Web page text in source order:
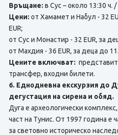
Връщане: в Сус – около 13:30 ч.
Цени: от Хамамет и Набул - 32
EUR;
от Сус и Монастир - 32 EUR, за
от Махдия - 36 EUR, за деца до
Цените включват:
трансфер, входни билети.
6. Еднодневна екскурзия до
дегустация на сирена и обяд.
Дуга е археологически
част на Тунис. От 1997 година е
за световно историческо